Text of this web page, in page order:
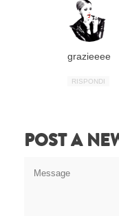
grazieeee
RISPONDI
POST A